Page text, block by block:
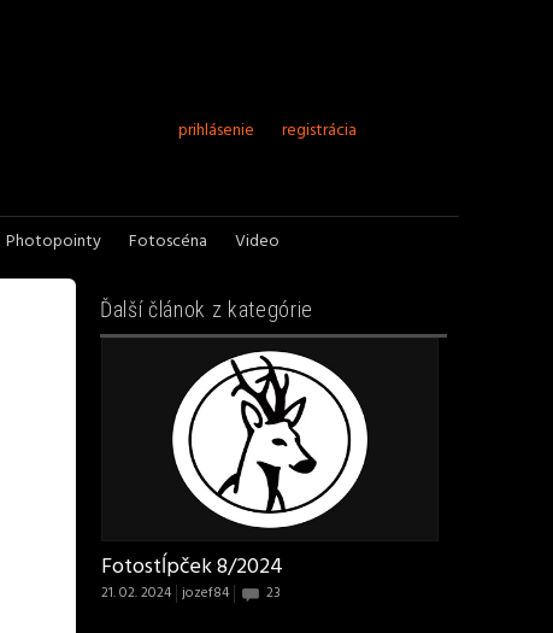
prihlásenie registrácia
Photopointy Fotoscéna Video
Ďalší článok z kategórie
Fotostĺpček 8/2024
21. 02. 2024 jozef84 23